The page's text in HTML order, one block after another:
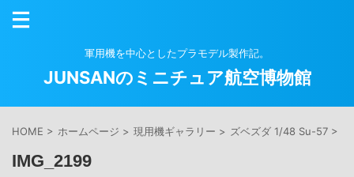
軍用機を中心としたプラモデル製作記。
JUNSANのミニチュア航空博物館
HOME > ホームページ > 現用機ギャラリー > ズベズダ 1/48 Su-57 >
IMG_2199